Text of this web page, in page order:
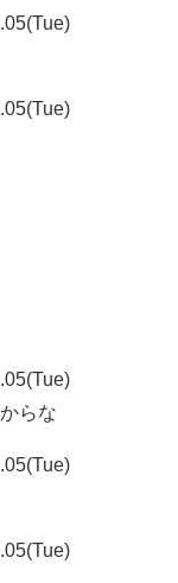
らな